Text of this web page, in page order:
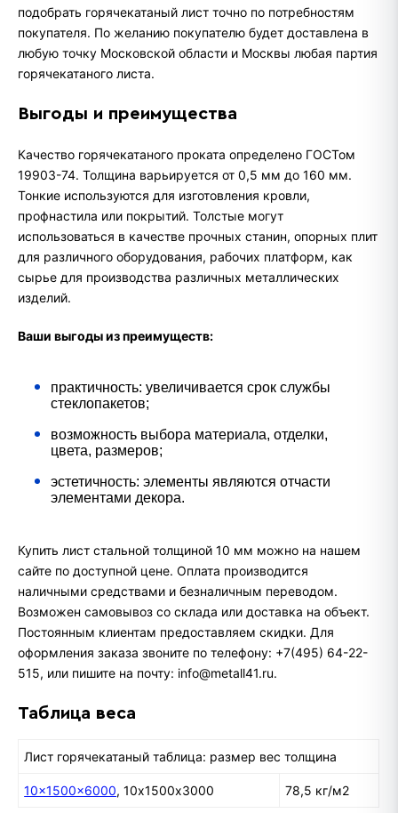
подобрать горячекатаный лист точно по потребностям
покупателя. По желанию покупателю будет доставлена в
любую точку Московской области и Москвы любая партия
горячекатаного листа.
Выгоды и преимущества
Качество горячекатаного проката определено ГОСТом
19903-74. Толщина варьируется от 0,5 мм до 160 мм.
Тонкие используются для изготовления кровли,
профнастила или покрытий. Толстые могут
использоваться в качестве прочных станин, опорных плит
для различного оборудования, рабочих платформ, как
сырье для производства различных металлических
изделий.
Ваши выгоды из преимуществ:
практичность: увеличивается срок службы
стеклопакетов;
возможность выбора материала, отделки,
цвета, размеров;
эстетичность: элементы являются отчасти
элементами декора.
Купить лист стальной толщиной 10 мм можно на нашем
сайте по доступной цене. Оплата производится
наличными средствами и безналичным переводом.
Возможен самовывоз со склада или доставка на объект.
Постоянным клиентам предоставляем скидки. Для
оформления заказа звоните по телефону: +7(495) 64-22-
515, или пишите на почту: info@metall41.ru.
Таблица веса
Лист горячекатаный таблица: размер вес толщина
10x1500x6000, 10х1500х3000 78,5 кг/м2